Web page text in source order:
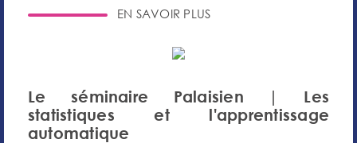
EN SAVOIR PLUS
Le séminaire Palaisien | Les
statistiques et l'apprentissage
automatique